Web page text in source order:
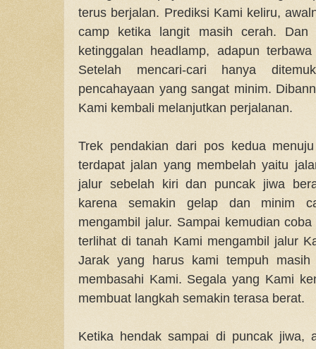
terus berjalan. Prediksi Kami keliru,
camp ketika langit masih cerah. Dan
ketinggalan headlamp, adapun
Setelah mencari-cari hanya
pencahayaan yang sangat minim.
Kami kembali melanjutkan perjalanan.
Trek pendakian dari pos kedua
terdapat jalan yang membelah yaitu
jalur sebelah kiri dan puncak jiwa
karena semakin gelap dan minim
mengambil jalur. Sampai kemudian
terlihat di tanah Kami mengambil jalur
Jarak yang harus kami tempuh
membasahi Kami. Segala yang Kami
membuat langkah semakin terasa berat.
Ketika hendak sampai di puncak jiwa,